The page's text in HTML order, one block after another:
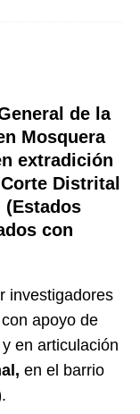
de la
Mosquera
extradición
Distrital
con
investigadores
apoyo de
y en articulación
en el barrio
.